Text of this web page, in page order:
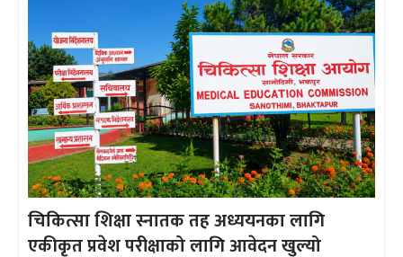
चिकित्सा शिक्षा स्नातक तह अध्ययनका लागि
एकीकृत प्रवेश परीक्षाको लागि आवेदन खुल्यो